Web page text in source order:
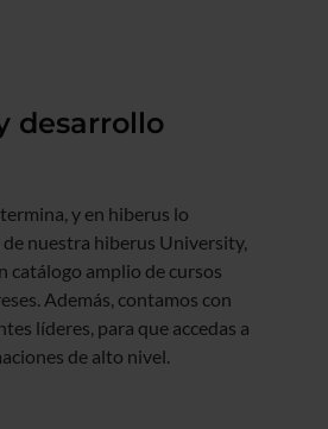
desarrollo
y en hiberus lo
nuestra hiberus University,
catálogo amplio de cursos
Además, contamos con
líderes, para que accedas a
de alto nivel.